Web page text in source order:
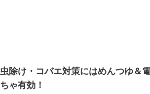
虫除け・コバエ対策にはめんつゆ＆
ちゃ有効！